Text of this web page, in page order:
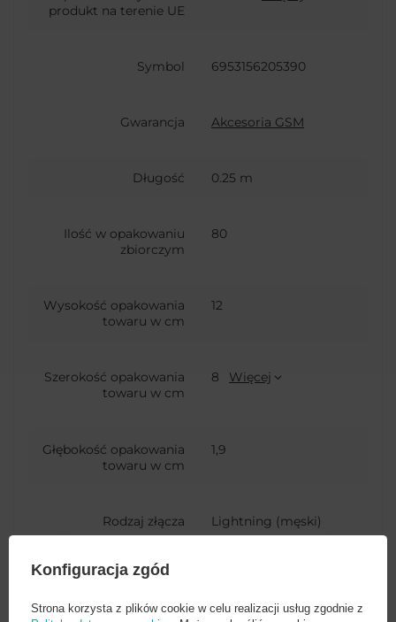
produkt na terenie UE
Symbol 6953156205390
Gwarancja Akcesoria GSM
Długość 0.25 m
Ilość w opakowaniu
zbiorczym
80
Wysokość opakowania
towaru w cm
12
Szerokość opakowania
towaru w cm
8 Więcej
Głębokość opakowania
towaru w cm
1,9
Rodzaj złącza
Lightning (męski)
Kod producenta CALYS-02
Konfiguracja zgód
Strona korzysta z plików cookie w celu realizacji usług zgodnie z